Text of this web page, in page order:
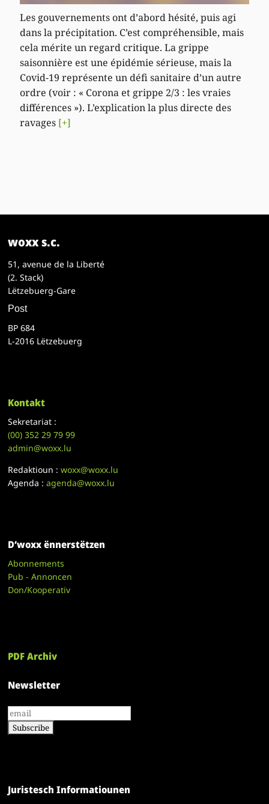
Les gouvernements ont d’abord hésité, puis agi
dans la précipitation. C’est compréhensible, mais
cela mérite un regard critique. La grippe
saisonnière est une épidémie sérieuse, mais la
Covid-19 représente un défi sanitaire d’un autre
ordre (voir : « Corona et grippe 2/3 : les vraies
différences »). L’explication la plus directe des
ravages [+]
woxx s.c.
51, avenue de la Liberté
(2. Stack)
Lëtzebuerg-Gare
Post
BP 684
L-2016 Lëtzebuerg
Kontakt
Sekretariat :
(00)352 29 79 99
admin@woxx.lu
Redaktioun :woxx@woxx.lu
Agenda :agenda@woxx.lu
D’woxx ënnerstëtzen
Abonnements
Pub - Annoncen
Don/Kooperativ
PDF Archiv
Newsletter
Juristesch Informatiounen